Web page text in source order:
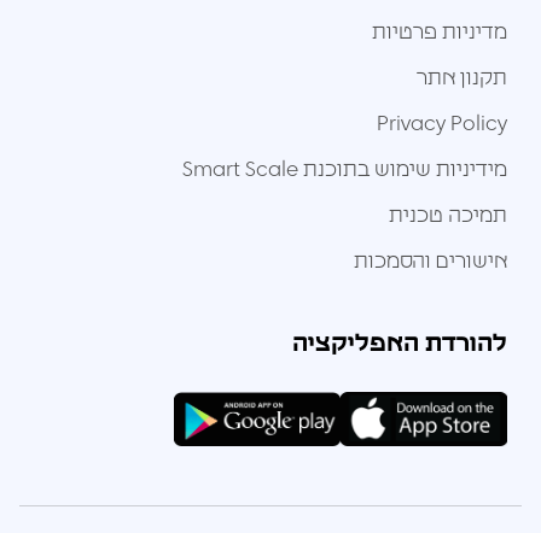
מדיניות פרטיות
תקנון אתר
Privacy Policy
מידיניות שימוש בתוכנת Smart Scale
תמיכה טכנית
אישורים והסמכות
להורדת האפליקציה